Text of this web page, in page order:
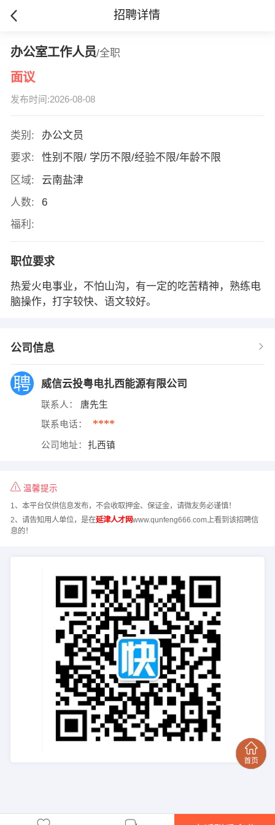
招聘详情
办公室工作人员/全职
面议
发布时间:2026-08-08
类别:
办公文员
要求:
性别不限/ 学历不限/经验不限/年龄不限
区域:
云南盐津
人数:
6
福利:
职位要求
热爱火电事业，不怕山沟，有一定的吃苦精神，熟练电
脑操作，打字较快、语文较好。
公司信息
威信云投粤电扎西能源有限公司
联系人： 唐先生
联系电话： ****
公司地址： 扎西镇
温馨提示
1、本平台仅供信息发布，不会收取押金、保证金，请微友务必谨慎！
2、请告知用人单位，是在延津人才网www.qunfeng666.com上看到该招聘信
息的！